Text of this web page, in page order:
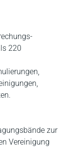
220
zur
Vereinigung